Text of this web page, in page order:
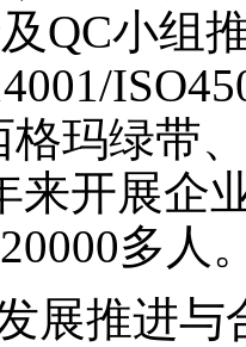
QC小组
格玛绿带
来开展企
多人
展推进与